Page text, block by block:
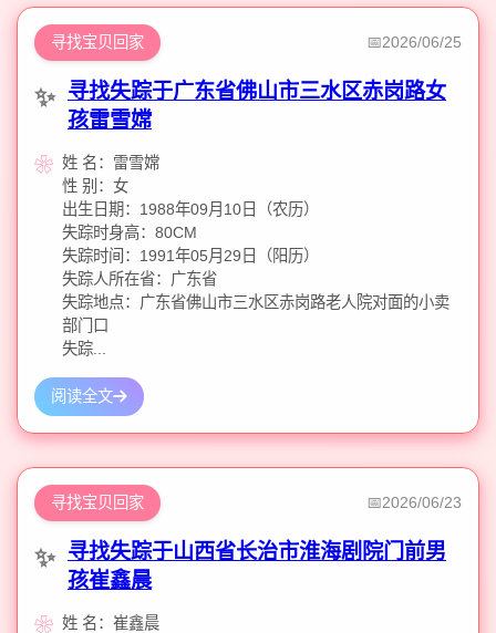
寻找宝贝回家 2026/06/25
寻找失踪于广东省佛山市三水区赤岗路女
孩雷雪嫦
姓 名：雷雪嫦
性 别：女
出生日期：1988年09月10日（农历）
失踪时身高：80CM
失踪时间：1991年05月29日（阳历）
失踪人所在省：广东省
失踪地点：广东省佛山市三水区赤岗路老人院对面的小卖
部门口
失踪...
阅读全文
寻找宝贝回家 2026/06/23
寻找失踪于山西省长治市淮海剧院门前男
孩崔鑫晨
姓 名：崔鑫晨